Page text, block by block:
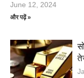
June 12, 2024
और पढ़ें »